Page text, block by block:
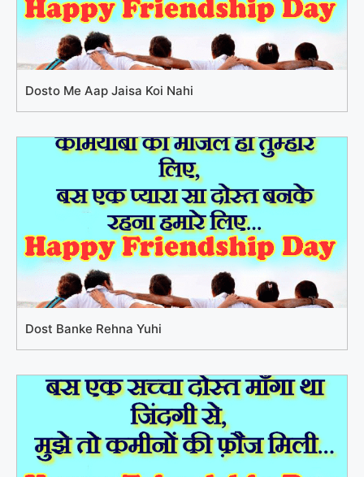
Dosto Me Aap Jaisa Koi Nahi
Dost Banke Rehna Yuhi